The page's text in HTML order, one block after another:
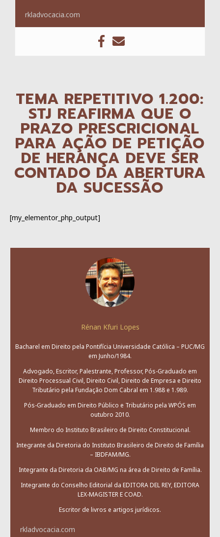
rkladvocacia.com
TEMA REPETITIVO 1.200:
STJ REAFIRMA QUE O
PRAZO PRESCRICIONAL
PARA AÇÃO DE PETIÇÃO
DE HERANÇA DEVE SER
CONTADO DA ABERTURA
DA SUCESSÃO
[my_elementor_php_output]
Rénan Kfuri Lopes
Bacharel em Direito pela Pontifícia Universidade Católica – PUC/MG
em Junho/1984.
Advogado, Escritor, Palestrante, Professor, Pós-Graduado em
Direito Processual Civil, Direito Civil, Direito de Empresa e Direito
Tributário pela Fundação Dom Cabral em 1.988 e 1.989.
Pós-Graduado em Direito Público e Tributário pela WPÓS em
outubro 2010.
Membro do Instituto Brasileiro de Direito Constitucional.
Integrante da Diretoria do Instituto Brasileiro de Direito de Família
– IBDFAM/MG.
Integrante da Diretoria da OAB/MG na área de Direito de Família.
Integrante do Conselho Editorial da EDITORA DEL REY, EDITORA
LEX-MAGISTER E COAD.
Escritor de livros e artigos jurídicos.
rkladvocacia.com